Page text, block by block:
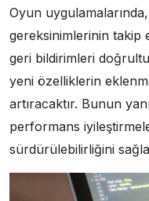
Oyun
gereksinimlerinin takip
geri bildirimleri
yeni özelliklerin
artıracaktır. Bunun
performans
sürdürülebilirliğini